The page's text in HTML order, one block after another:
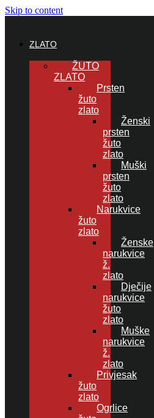
Skip to content
ZLATO
ŽUTO
ZLATO
Prsten
žuto
zlato
Ženski
prsten
žuto
zlato
Muški
prsten
žuto
zlato
Narukvice
žuto
zlato
Ženske
narukvice
ž.
zlato
Dječije
narukvice
žuto
zlato
Muške
narukvice
ž.
zlato
Privjesak
žuto
zlato
Ogrlice